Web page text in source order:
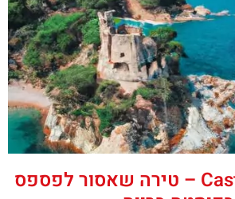
‪‪Castell De Lloret‬‬ – טירה שאסור לפספס